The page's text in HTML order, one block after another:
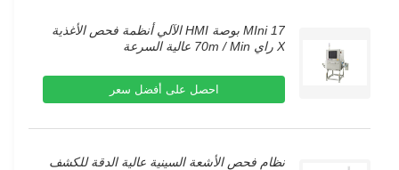
MIni 17 بوصة HMI الآلي أنظمة فحص الأغذية
احصل على أفضل سعر
نظام فحص الأشعة السينية عالية الدقة للكشف